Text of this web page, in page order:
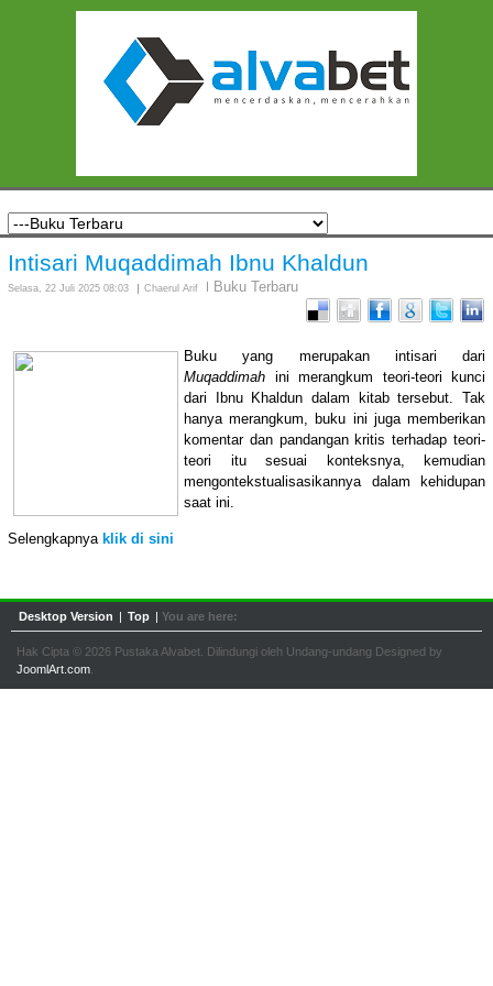
Intisari Muqaddimah Ibnu Khaldun
Selasa, 22 Juli 2025 08:03 Chaerul Arif Buku Terbaru
Buku yang merupakan intisari dari
Muqaddimah ini merangkum teori-teori kunci
dari Ibnu Khaldun dalam kitab tersebut. Tak
hanya merangkum, buku ini juga memberikan
komentar dan pandangan kritis terhadap teori-
teori itu sesuai konteksnya, kemudian
mengontekstualisasikannya dalam kehidupan
saat ini.
Selengkapnya klik di sini
Desktop Version | Top | You are here:
Hak Cipta © 2026 Pustaka Alvabet. Dilindungi oleh Undang-undang Designed by
JoomlArt.com